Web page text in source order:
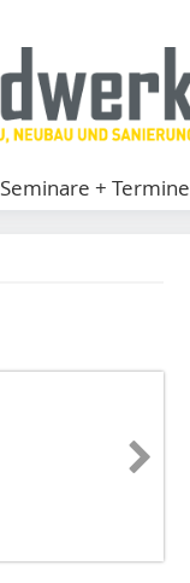
Seminare + Termine